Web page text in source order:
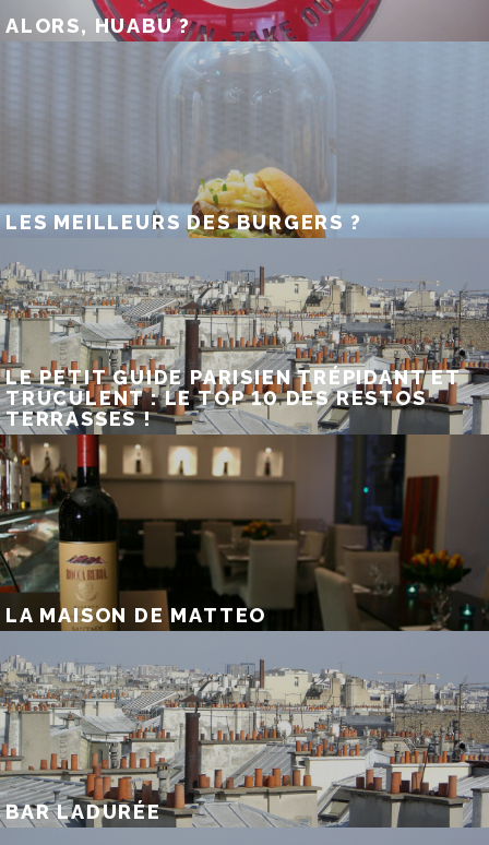
ALORS, HUABU ?
LES MEILLEURS DES BURGERS ?
LE PETIT GUIDE PARISIEN TRÉPIDANT ET
TRUCULENT : LE TOP 10 DES RESTOS
TERRASSES !
LA MAISON DE MATTEO
BAR LADURÉE